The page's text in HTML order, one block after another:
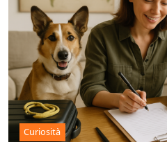
Curiosità